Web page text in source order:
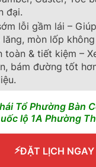
DUELER 693B
khúcđa dụng /
bám tốt, khả năng
mẽ. Phù hợp cho
Mitsubishi
mới nhất? Nhấn vào
hàng
đại.
lỗi gầm lái –
mòn lốp
toàn & tiết kiệm –
bám đường tốt
Tổ Phường Bàn
lộ 1A Phường
⚡ĐẶT LỊCH NGAY